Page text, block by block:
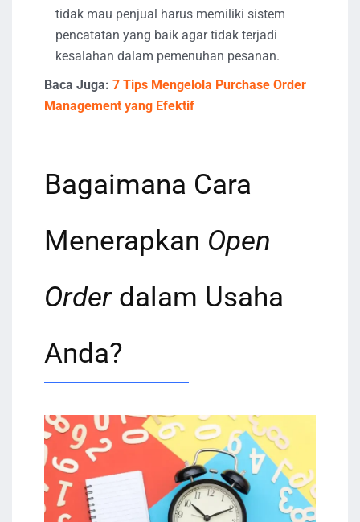
tidak mau penjual harus memiliki sistem
pencatatan yang baik agar tidak terjadi
kesalahan dalam pemenuhan pesanan.
Baca Juga: 7 Tips Mengelola Purchase Order
Management yang Efektif
Bagaimana Cara
Menerapkan Open
Order dalam Usaha
Anda?